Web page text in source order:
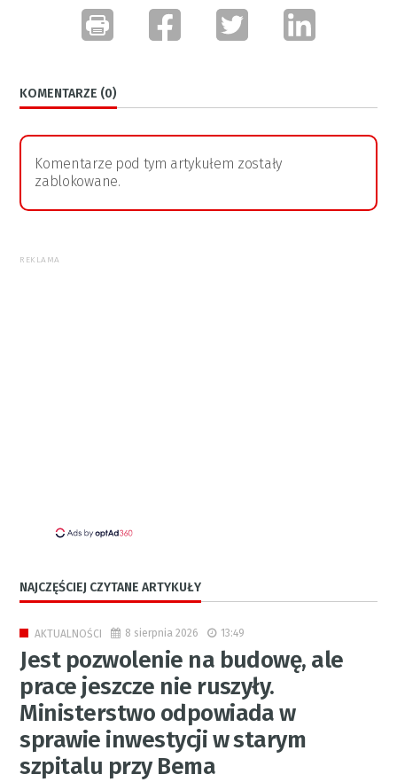
KOMENTARZE (0)
Komentarze pod tym artykułem zostały
zablokowane.
REKLAMA
NAJCZĘŚCIEJ CZYTANE ARTYKUŁY
AKTUALNOŚCI 8 sierpnia 2026 13:49
Jest pozwolenie na budowę, ale
prace jeszcze nie ruszyły.
Ministerstwo odpowiada w
sprawie inwestycji w starym
szpitalu przy Bema